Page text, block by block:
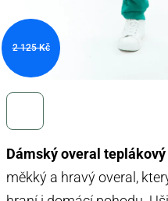
Dámský overal
měkký a hravý overal,
2 125 Kč